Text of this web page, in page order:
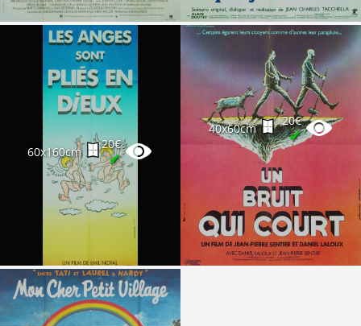
60x160cm
20€
✔
40x60cm
20€
✔